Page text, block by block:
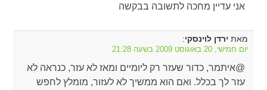
אני עדיין מחכה לתשובה בבקשה
מאת ירדן לוינסקי:
יום חמישי, 20 באוגוסט 2009 בשעה 21:28
@איתמר, כדור שעזר רק ליומיים ומאז לא עזר, כנראה לא
עזר לך בכלל. ואם הוא ממשיך לא לעזור, מומלץ לחפש